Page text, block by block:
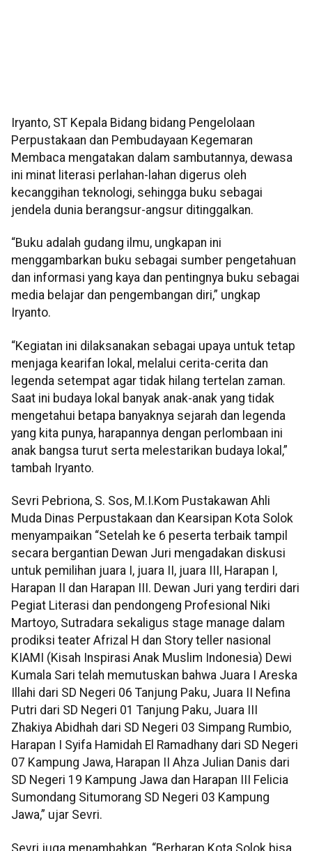
Iryanto, ST Kepala Bidang bidang Pengelolaan
Perpustakaan dan Pembudayaan Kegemaran
Membaca mengatakan dalam sambutannya, dewasa
ini minat literasi perlahan-lahan digerus oleh
kecanggihan teknologi, sehingga buku sebagai
jendela dunia berangsur-angsur ditinggalkan.
“Buku adalah gudang ilmu, ungkapan ini
menggambarkan buku sebagai sumber pengetahuan
dan informasi yang kaya dan pentingnya buku sebagai
media belajar dan pengembangan diri,” ungkap
Iryanto.
“Kegiatan ini dilaksanakan sebagai upaya untuk tetap
menjaga kearifan lokal, melalui cerita-cerita dan
legenda setempat agar tidak hilang tertelan zaman.
Saat ini budaya lokal banyak anak-anak yang tidak
mengetahui betapa banyaknya sejarah dan legenda
yang kita punya, harapannya dengan perlombaan ini
anak bangsa turut serta melestarikan budaya lokal,”
tambah Iryanto.
Sevri Pebriona, S. Sos, M.I.Kom Pustakawan Ahli
Muda Dinas Perpustakaan dan Kearsipan Kota Solok
menyampaikan “Setelah ke 6 peserta terbaik tampil
secara bergantian Dewan Juri mengadakan diskusi
untuk pemilihan juara I, juara II, juara III, Harapan I,
Harapan II dan Harapan III. Dewan Juri yang terdiri dari
Pegiat Literasi dan pendongeng Profesional Niki
Martoyo, Sutradara sekaligus stage manage dalam
prodiksi teater Afrizal H dan Story teller nasional
KIAMI (Kisah Inspirasi Anak Muslim Indonesia) Dewi
Kumala Sari telah memutuskan bahwa Juara I Areska
Illahi dari SD Negeri 06 Tanjung Paku, Juara II Nefina
Putri dari SD Negeri 01 Tanjung Paku, Juara III
Zhakiya Abidhah dari SD Negeri 03 Simpang Rumbio,
Harapan I Syifa Hamidah El Ramadhany dari SD Negeri
07 Kampung Jawa, Harapan II Ahza Julian Danis dari
SD Negeri 19 Kampung Jawa dan Harapan III Felicia
Sumondang Situmorang SD Negeri 03 Kampung
Jawa,” ujar Sevri.
Sevri juga menambahkan, “Berharap Kota Solok bisa